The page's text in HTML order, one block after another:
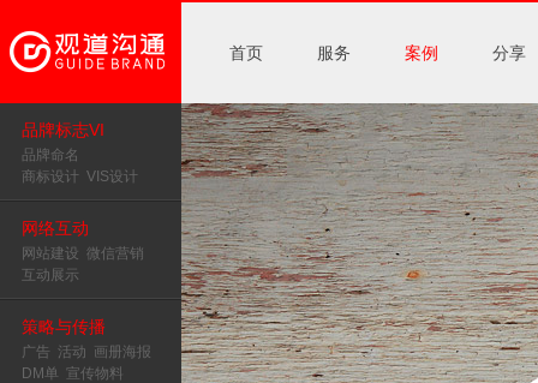
首页 服务 案例 分享
品牌标志VI
品牌命名
商标设计 VIS设计
网络互动
网站建设 微信营销
互动展示
策略与传播
广告 活动 画册海报
DM单 宣传物料